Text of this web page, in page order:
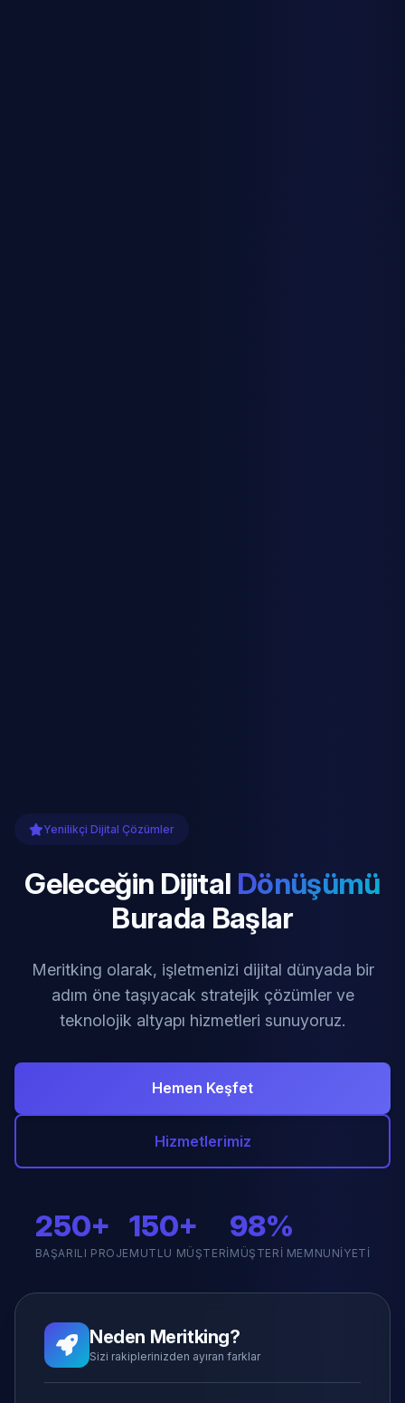
Yenilikçi Dijital Çözümler
Geleceğin Dijital Dönüşümü
Burada Başlar
Meritking olarak, işletmenizi dijital dünyada bir
adım öne taşıyacak stratejik çözümler ve
teknolojik altyapı hizmetleri sunuyoruz.
Hemen Keşfet
Hizmetlerimiz
250+
BAŞARILI PROJE
150+
MUTLU MÜŞTERI
98%
MÜŞTERI MEMNUNIYETI
Neden Meritking?
Sizi rakiplerinizden ayıran farklar